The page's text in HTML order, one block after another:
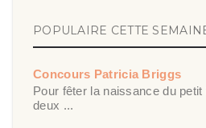
POPULAIRE CETTE
Concours Patricia Briggs
Pour fêter la naissance du
deux ...